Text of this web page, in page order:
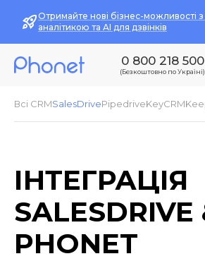
Отримайте нові бізнес-можливості
аналітикою та AI для дзвінків
0 800 218 500
(Безкоштовно по Україні)
Всі CRMSalesDrivePipedriveKeyCRM
ІНТЕГРАЦІЯ
PHONET